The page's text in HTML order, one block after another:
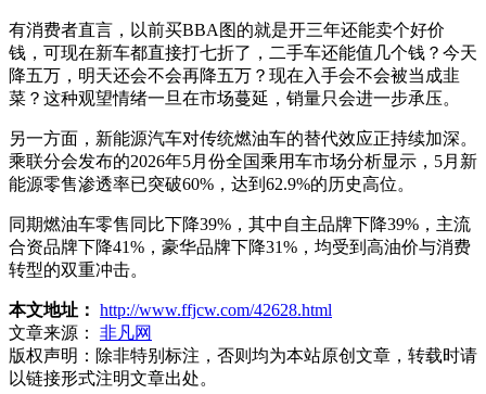
有消费者直言，以前买BBA图的就是开三年还能卖个好价
钱，可现在新车都直接打七折了，二手车还能值几个钱？今天
降五万，明天还会不会再降五万？现在入手会不会被当成韭
菜？这种观望情绪一旦在市场蔓延，销量只会进一步承压。
另一方面，新能源汽车对传统燃油车的替代效应正持续加深。
乘联分会发布的2026年5月份全国乘用车市场分析显示，5月新
能源零售渗透率已突破60%，达到62.9%的历史高位。
同期燃油车零售同比下降39%，其中自主品牌下降39%，主流
合资品牌下降41%，豪华品牌下降31%，均受到高油价与消费
转型的双重冲击。
本文地址： http://www.ffjcw.com/42628.html
文章来源：
非凡网
版权声明： 除非特别标注，否则均为本站原创文章，转载时请
以链接形式注明文章出处。